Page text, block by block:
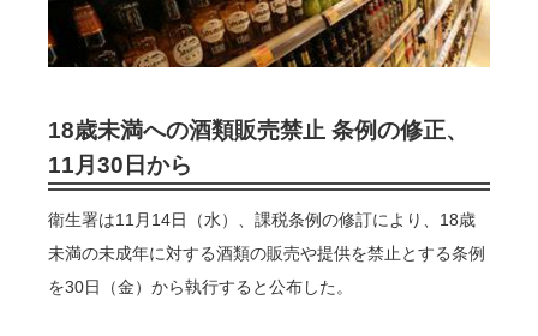
18歳未満への酒類販売禁止 条例の修正、
11月30日から
衛生署は11月14日（水）、課税条例の修訂により、18歳
未満の未成年に対する酒類の販売や提供を禁止とする条例
を30日（金）から執行すると公布した。